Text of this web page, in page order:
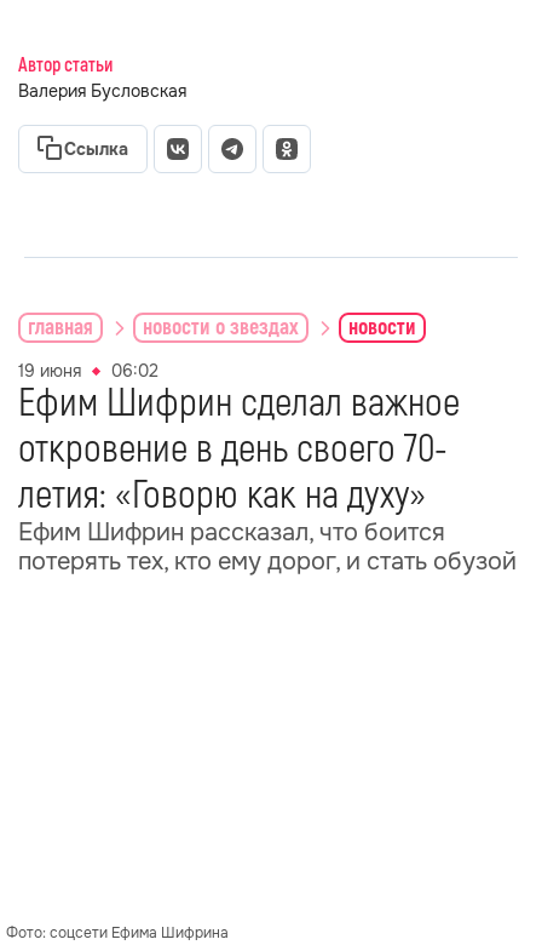
Автор статьи
Валерия Бусловская
Ссылка
главная новости о звездах новости
19 июня 06:02
Ефим Шифрин сделал важное
откровение в день своего 70-
летия: «Говорю как на духу»
Ефим Шифрин рассказал, что боится
потерять тех, кто ему дорог, и стать обузой
Фото: соцсети Ефима Шифрина